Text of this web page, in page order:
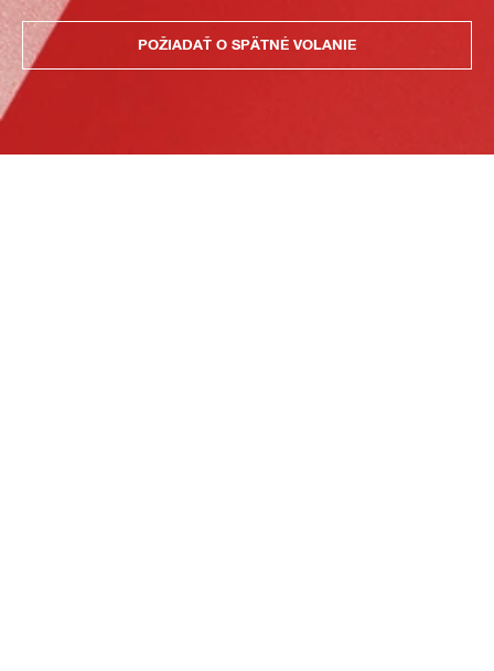
POŽIADAŤ O SPÄTNÉ VOLANIE